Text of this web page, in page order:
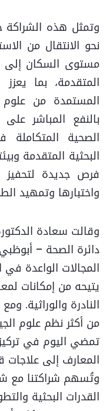
وتمثل هذه
نحو الانتقال من
مستوى السكان إلى
المتقدمة، بما
المستمدة من
بالنفع المباشر
الصحية المتكاملة
البحثية المتقدمة
فرص جديدة لتحفيز
واختبارها وتمهيد
وقالت سعادة
دائرة الصحة –
المجالات الواعدة
يتيحه من إمكانات
النادرة والوراثية.
من أكثر نظم علوم
تمضي اليوم في
المعارف إلى
وتُسهم شراكتنا مع
القدرات البحثية